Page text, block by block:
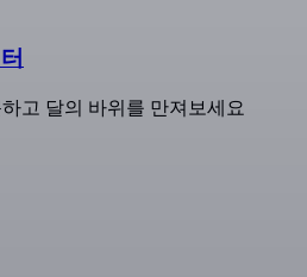
고 달의 바위를 만져보세요